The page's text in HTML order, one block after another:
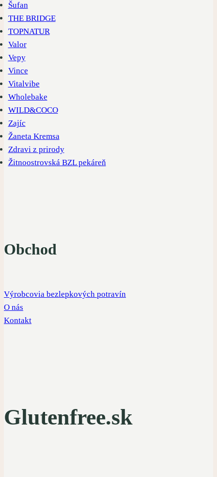
Šufan
THE BRIDGE
TOPNATUR
Valor
Vepy
Vince
Vitalvibe
Wholebake
WILD&COCO
Zajíc
Žaneta Kremsa
Zdravi z prirody
Žitnoostrovská BZL pekáreň
Obchod
Výrobcovia bezlepkových potravín
O nás
Kontakt
Glutenfree.sk